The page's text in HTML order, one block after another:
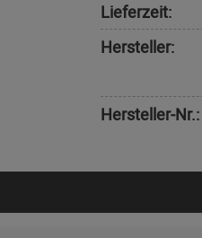
Lieferzeit:
Hersteller:
Hersteller-Nr.: